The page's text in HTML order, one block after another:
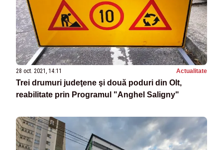
28 oct. 2021, 14:11 Actualitate
Trei drumuri judeţene şi două poduri din Olt,
reabilitate prin Programul "Anghel Saligny"